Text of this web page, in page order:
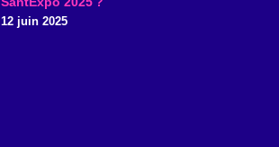
12 juin 2025